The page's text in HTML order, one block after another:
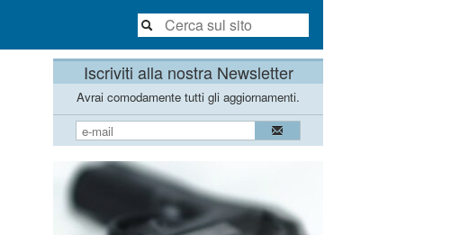
Iscriviti alla nostra Newsletter
Avrai comodamente tutti gli aggiornamenti.